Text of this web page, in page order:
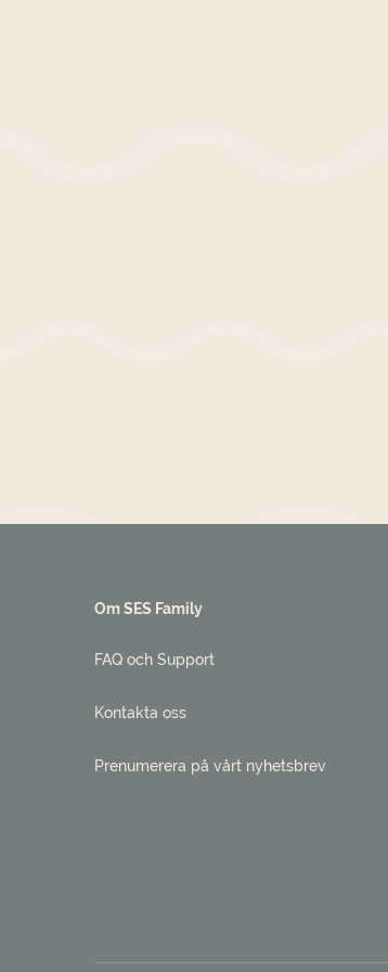
Om SES Family
FAQ och Support
Kontakta oss
Prenumerera på vårt nyhetsbrev